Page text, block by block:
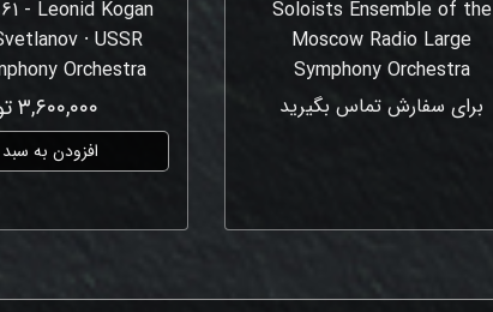
Soloists Ensemble of the
Moscow Radio Large
Symphony Orchestra
برای سفارش تماس بگیرید
- Leonid Kogan
⸱ USSR
Orchestra
۳,۶۰۰,۰۰۰ تومان
افزودن به